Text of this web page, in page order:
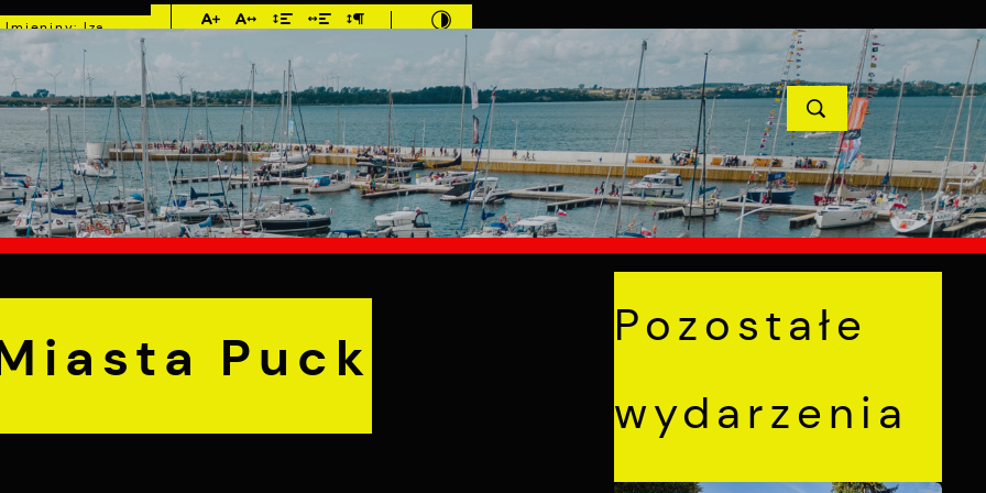
Imieniny: Iza,
Cyprian, Dominik
MIESZKANIEC TURYSTYKA INWESTYCJE PROJEKTY UNIJNE KONTAKT
POPRZEDNI NASTĘPNY
Puck
Pozostałe
wydarzenia